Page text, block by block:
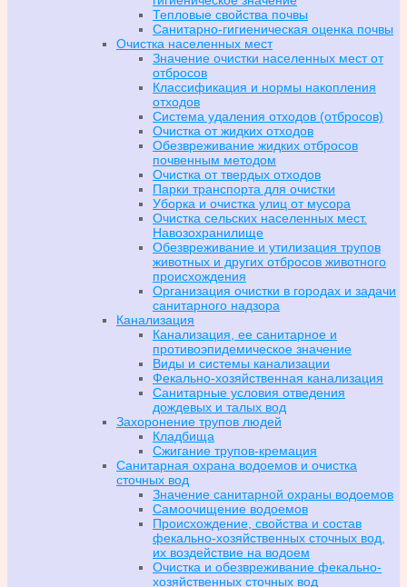
Тепловые свойства почвы
Санитарно-гигиеническая оценка почвы
Очистка населенных мест
Значение очистки населенных мест от
отбросов
Классификация и нормы накопления
отходов
Система удаления отходов (отбросов)
Очистка от жидких отходов
Обезвреживание жидких отбросов
почвенным методом
Очистка от твердых отходов
Парки транспорта для очистки
Уборка и очистка улиц от мусора
Очистка сельских населенных мест.
Навозохранилище
Обезвреживание и утилизация трупов
животных и других отбросов животного
происхождения
Организация очистки в городах и задачи
санитарного надзора
Канализация
Канализация, ее санитарное и
противоэпидемическое значение
Виды и системы канализации
Фекально-хозяйственная канализация
Санитарные условия отведения
дождевых и талых вод
Захоронение трупов людей
Кладбища
Сжигание трупов-кремация
Санитарная охрана водоемов и очистка
сточных вод
Значение санитарной охраны водоемов
Самоочищение водоемов
Происхождение, свойства и состав
фекально-хозяйственных сточных вод,
их воздействие на водоем
Очистка и обезвреживание фекально-
хозяйственных сточных вод